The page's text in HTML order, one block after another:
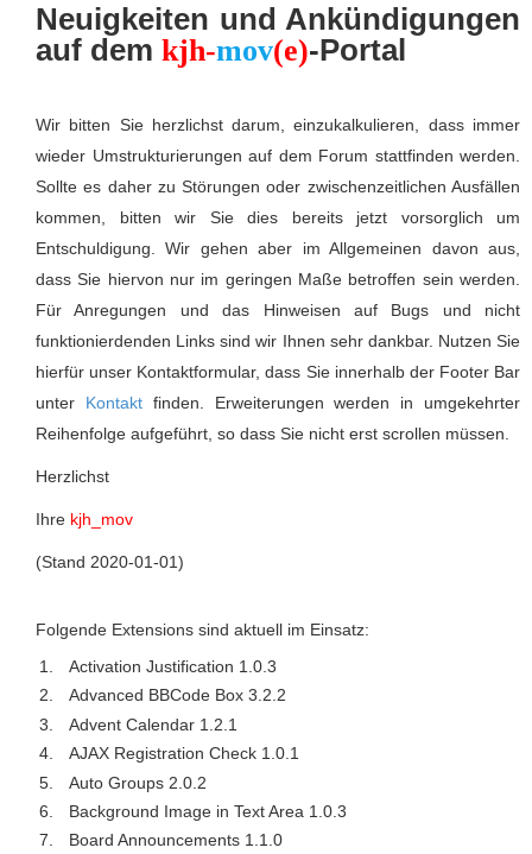
Neuigkeiten und Ankündigungen
auf dem kjh-mov(e)-Portal
Wir bitten Sie herzlichst darum, einzukalkulieren, dass immer
wieder Umstrukturierungen auf dem Forum stattfinden werden.
Sollte es daher zu Störungen oder zwischenzeitlichen Ausfällen
kommen, bitten wir Sie dies bereits jetzt vorsorglich um
Entschuldigung. Wir gehen aber im Allgemeinen davon aus,
dass Sie hiervon nur im geringen Maße betroffen sein werden.
Für Anregungen und das Hinweisen auf Bugs und nicht
funktionierdenden Links sind wir Ihnen sehr dankbar. Nutzen Sie
hierfür unser Kontaktformular, dass Sie innerhalb der Footer Bar
unter Kontaktfinden. Erweiterungen werden in umgekehrter
Reihenfolge aufgeführt, so dass Sie nicht erst scrollen müssen.
Herzlichst
Ihre kjh_mov
(Stand 2020-01-01)
Folgende Extensions sind aktuell im Einsatz:
Activation Justification 1.0.3
Advanced BBCode Box 3.2.2
Advent Calendar 1.2.1
AJAX Registration Check 1.0.1
Auto Groups 2.0.2
Background Image in Text Area 1.0.3
Board Announcements 1.1.0